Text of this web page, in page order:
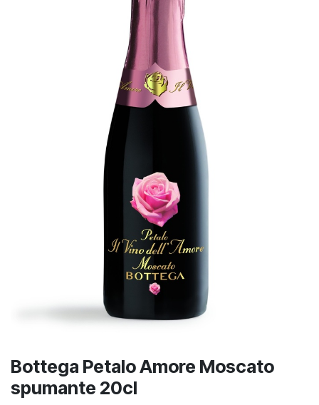
Bottega Petalo Amore Moscato
spumante 20cl